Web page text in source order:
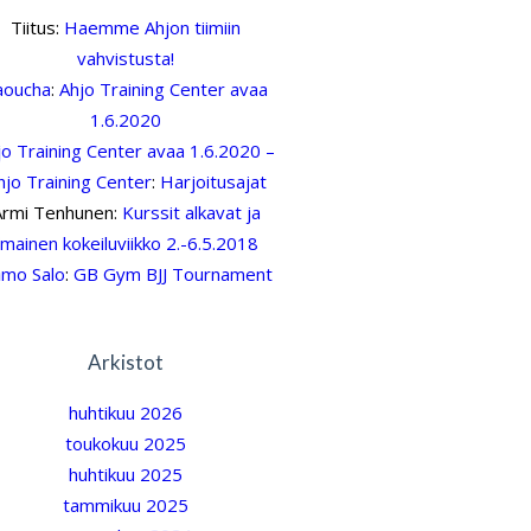
Tiitus: Haemme Ahjon tiimiin
vahvistusta!
: Ahjo Training Center avaa
1.6.2020
Training Center avaa 1.6.2020 –
Training Center: Harjoitusajat
Tenhunen: Kurssit alkavat ja
kokeiluviikko 2.-6.5.2018
Salo: GB Gym BJJ Tournament
Arkistot
huhtikuu 2026
toukokuu 2025
huhtikuu 2025
tammikuu 2025